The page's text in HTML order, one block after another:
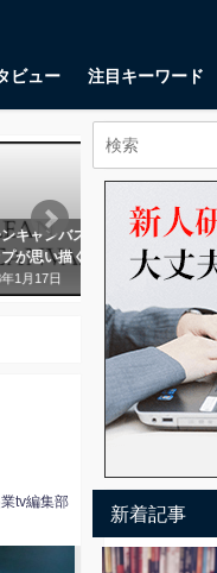
ビュー 注目キーワード
起業・起業家
ンキャンバスとは？ スタート
が思い描くべき9つの項目
1月17日
業tv編集部
新着記事